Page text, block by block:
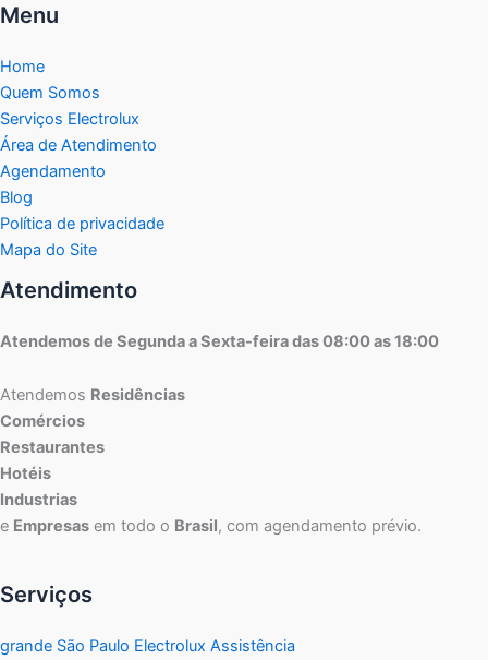
Menu
Home
Quem Somos
Serviços Electrolux
Área de Atendimento
Agendamento
Blog
Política de privacidade
Mapa do Site
Atendimento
Atendemos de Segunda a Sexta-feira das 08:00 as 18:00
Atendemos Residências
Comércios
Restaurantes
Hotéis
Industrias
e Empresas em todo o Brasil, com agendamento prévio.
Serviços
grande São Paulo Electrolux Assistência